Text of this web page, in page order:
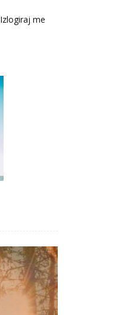
Izlogiraj me